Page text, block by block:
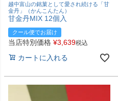
越中富山の銘菓として愛され続ける「甘
金丹」（かんこんたん）
甘金丹MIX 12個入
クール便でお届け
当店特別価格 ¥3,639税込
カートに入れる